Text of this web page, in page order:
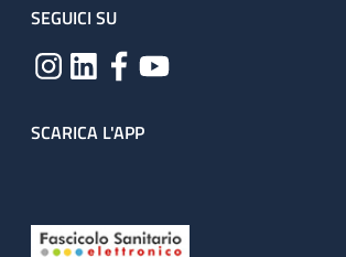
SEGUICI SU
SCARICA L'APP